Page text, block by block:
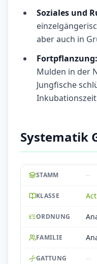
Soziales und
aber auch in
Fortpflanzung:
Mulden in der
Jungfische
Systematik
STAMM --
KLASSE
ORDNUNG
FAMILIE
GATTUNG --